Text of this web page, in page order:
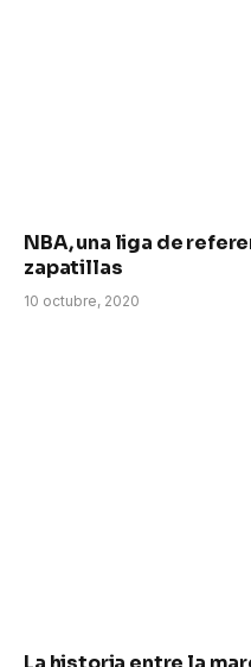
NBA, una liga de
zapatillas
10 octubre, 2020